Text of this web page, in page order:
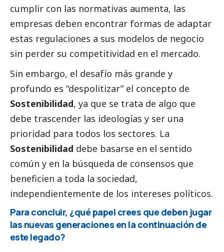
cumplir con las normativas aumenta, las
empresas deben encontrar formas de adaptar
estas regulaciones a sus modelos de negocio
sin perder su competitividad en el mercado.
Sin embargo, el desafío más grande y
profundo es “despolitizar” el concepto de
Sostenibilidad, ya que se trata de algo que
debe trascender las ideologías y ser una
prioridad para todos los sectores. La
Sostenibilidad debe basarse en el sentido
común y en la búsqueda de consensos que
beneficien a toda la sociedad,
independientemente de los intereses políticos.
Para concluir, ¿qué papel crees que deben jugar
las nuevas generaciones en la continuación de
este legado?